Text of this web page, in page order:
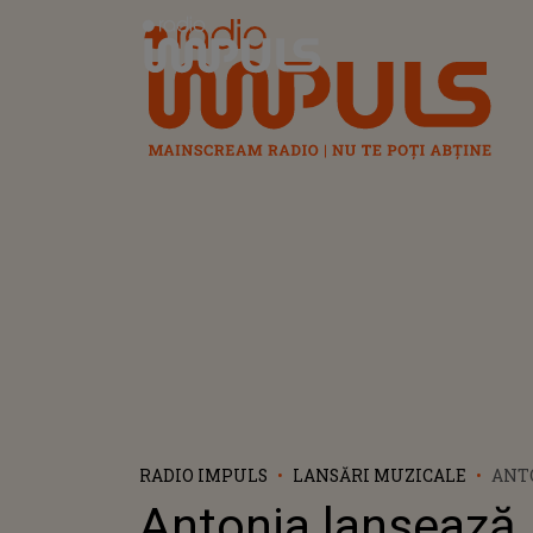
Radio Impuls
RADIO IMPULS LANSĂRI MUZICALE